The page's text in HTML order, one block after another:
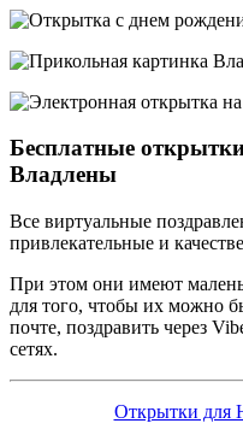
Бесплатные
Владлены
Все виртуальные
привлекательные и
При этом они имеют
для того, чтобы их можно
почте, поздравить через
сетях.
Открытки для